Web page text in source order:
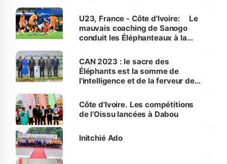
U23, France - Côte d'Ivoire: Le
mauvais coaching de Sanogo
conduit les Éléphanteaux à la
CAN 2023 : le sacre des
Éléphants est la somme de
l'intelligence et de la ferveur des
Beugré Mambé
Côte d'Ivoire. Les compétitions
de l’Oissu lancées à Dabou
Initchié Ado